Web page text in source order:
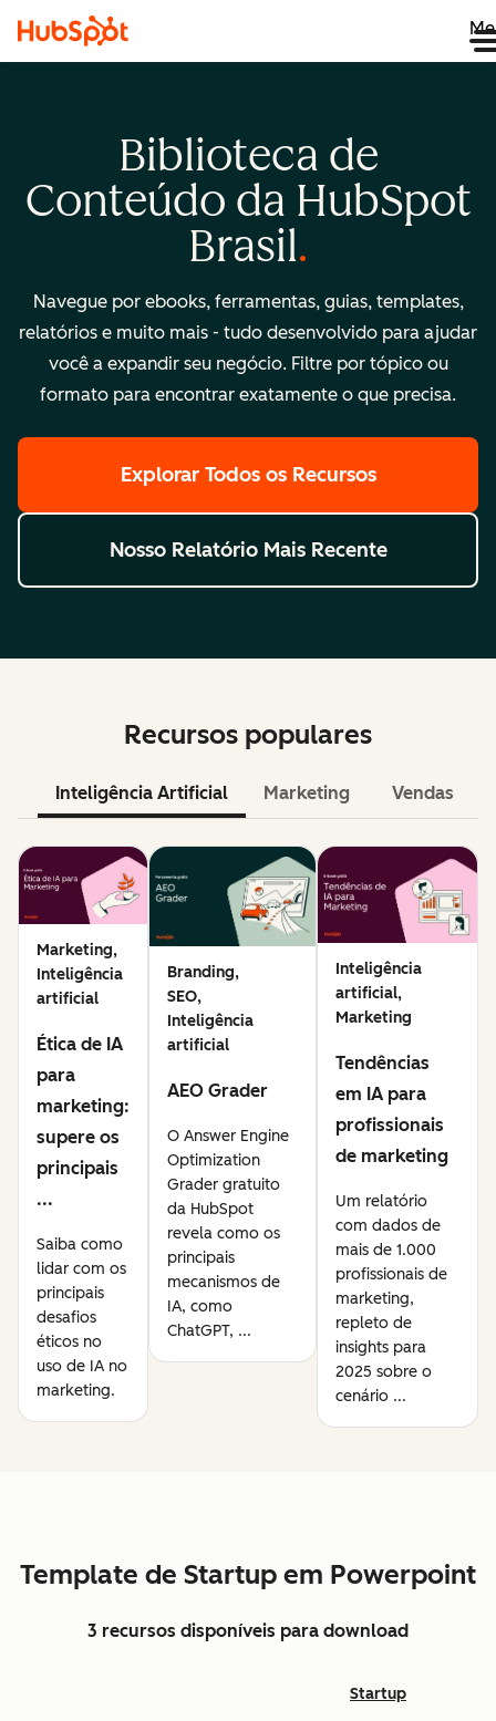
Biblioteca de
Conteúdo da HubSpot
Brasil
Navegue por ebooks, ferramentas, guias, templates,
relatórios e muito mais - tudo desenvolvido para ajudar
você a expandir seu negócio. Filtre por tópico ou
formato para encontrar exatamente o que precisa.
Explorar Todos os Recursos
Nosso Relatório Mais Recente
Recursos populares
Inteligência Artificial Marketing Vendas
Marketing,
Inteligência
artificial
Ética de IA
para
marketing:
supere os
principais
...
Saiba como
lidar com os
principais
desafios
éticos no
uso de IA no
marketing.
Branding,
SEO,
Inteligência
artificial
AEO Grader
O Answer Engine
Optimization
Grader gratuito
da HubSpot
revela como os
principais
mecanismos de
IA, como
ChatGPT, ...
Inteligência
artificial,
Marketing
Tendências
em IA para
profissionais
de marketing
Um relatório
com dados de
mais de 1.000
profissionais de
marketing,
repleto de
insights para
2025 sobre o
cenário ...
Template de Startup em Powerpoint
3 recursos disponíveis para download
Startup